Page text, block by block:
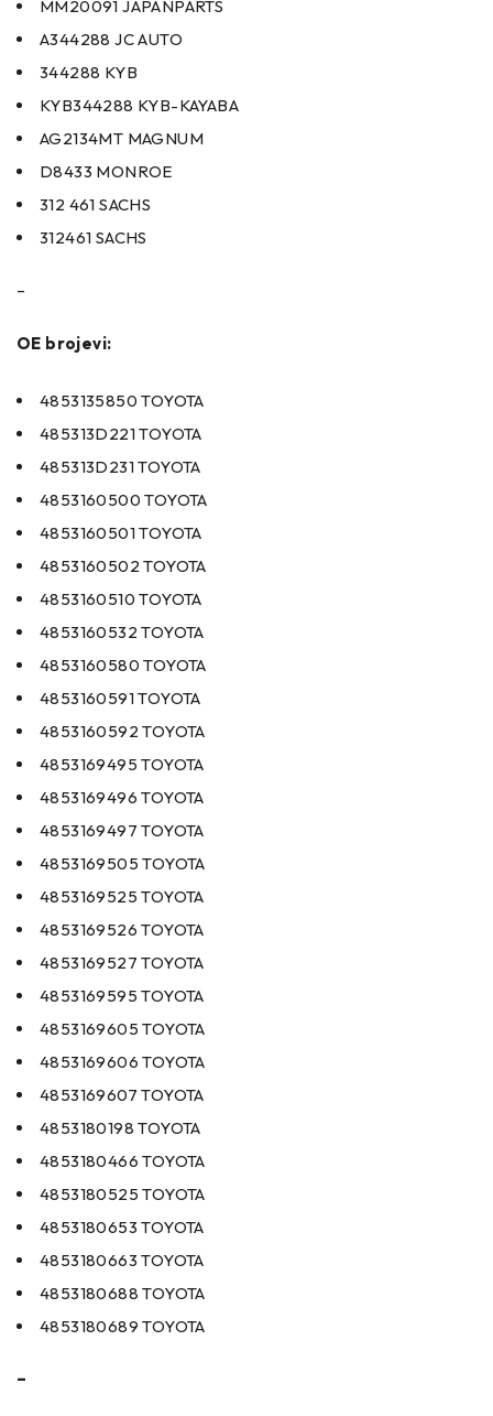
MM20091 JAPANPARTS
A344288 JC AUTO
344288 KYB
KYB344288 KYB-KAYABA
AG2134MT MAGNUM
D8433 MONROE
312 461 SACHS
312461 SACHS
–
OE brojevi:
4853135850 TOYOTA
485313D221 TOYOTA
485313D231 TOYOTA
4853160500 TOYOTA
4853160501 TOYOTA
4853160502 TOYOTA
4853160510 TOYOTA
4853160532 TOYOTA
4853160580 TOYOTA
4853160591 TOYOTA
4853160592 TOYOTA
4853169495 TOYOTA
4853169496 TOYOTA
4853169497 TOYOTA
4853169505 TOYOTA
4853169525 TOYOTA
4853169526 TOYOTA
4853169527 TOYOTA
4853169595 TOYOTA
4853169605 TOYOTA
4853169606 TOYOTA
4853169607 TOYOTA
4853180198 TOYOTA
4853180466 TOYOTA
4853180525 TOYOTA
4853180653 TOYOTA
4853180663 TOYOTA
4853180688 TOYOTA
4853180689 TOYOTA
–